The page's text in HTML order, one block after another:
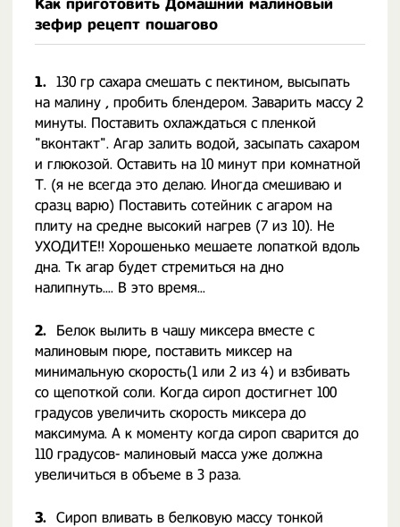
Как приготовить Домашний малиновый
зефир рецепт пошагово
1. 130 гр сахара смешать с пектином, высыпать
на малину , пробить блендером. Заварить массу 2
минуты. Поставить охлаждаться с пленкой
"вконтакт". Агар залить водой, засыпать сахаром
и глюкозой. Оставить на 10 минут при комнатной
Т. (я не всегда это делаю. Иногда смешиваю и
сразц варю) Поставить сотейник с агаром на
плиту на средне высокий нагрев (7 из 10). Не
УХОДИТЕ!! Хорошенько мешаете лопаткой вдоль
дна. Тк агар будет стремиться на дно
налипнуть.... В это время...
2.
Белок вылить в чашу миксера вместе с
малиновым пюре, поставить миксер на
минимальную скорость(1 или 2 из 4) и взбивать
со щепоткой соли. Когда сироп достигнет 100
градусов увеличить скорость миксера до
максимума. А к моменту когда сироп сварится до
110 градусов- малиновый масса уже должна
увеличиться в объеме в 3 раза.
3. Сироп вливать в белковую массу тонкой